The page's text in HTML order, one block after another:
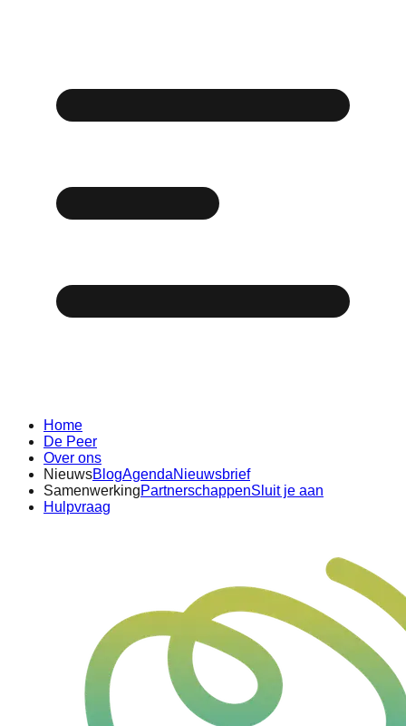
Home
De Peer
Over ons
NieuwsBlogAgendaNieuwsbrief
SamenwerkingPartnerschappenSluit je aan
Hulpvraag